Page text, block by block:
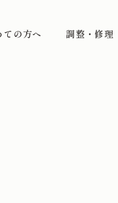
ての方へ 調整・修理